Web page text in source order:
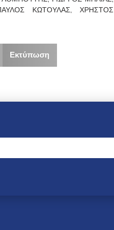
ΚΩΤΟΥΛΑΣ, ΧΡΗΣΤΟΣ
Εκτύπωση